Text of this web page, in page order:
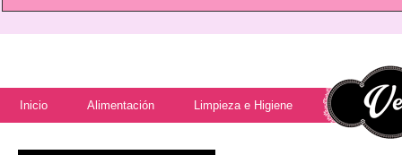
Inicio Alimentación Limpieza e Higiene